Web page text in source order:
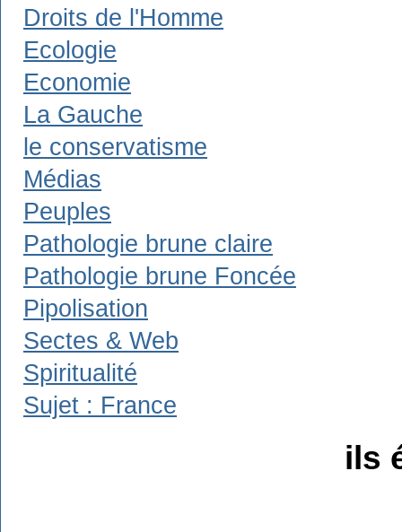
Droits de l'Homme
Ecologie
Economie
La Gauche
le conservatisme
Médias
Peuples
Pathologie brune claire
Pathologie brune Foncée
Pipolisation
Sectes & Web
Spiritualité
Sujet : France
ils